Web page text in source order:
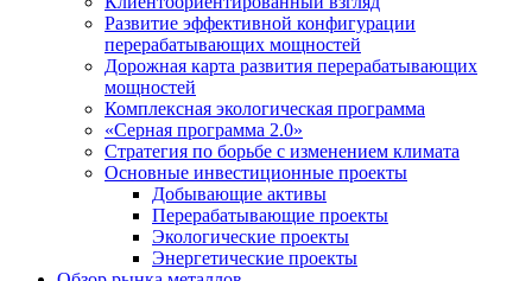
Развитие эффективной конфигурации
перерабатывающих мощностей
Дорожная карта развития перерабатывающих
мощностей
Комплексная экологическая программа
«Серная программа 2.0»
Стратегия по борьбе с изменением климата
Основные инвестиционные проекты
Добывающие активы
Перерабатывающие проекты
Экологические проекты
Энергетические проекты